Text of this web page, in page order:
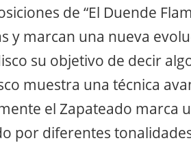
de “El Duende
y marcan una nueva
su objetivo de decir
muestra una técnica
el Zapateado marca
por diferentes